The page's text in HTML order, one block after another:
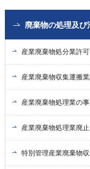
廃棄物の処理及
産業廃棄物処分業許
産業廃棄物収集運搬
産業廃棄物処理業の
産業廃棄物処理業廃
特別管理産業廃棄物